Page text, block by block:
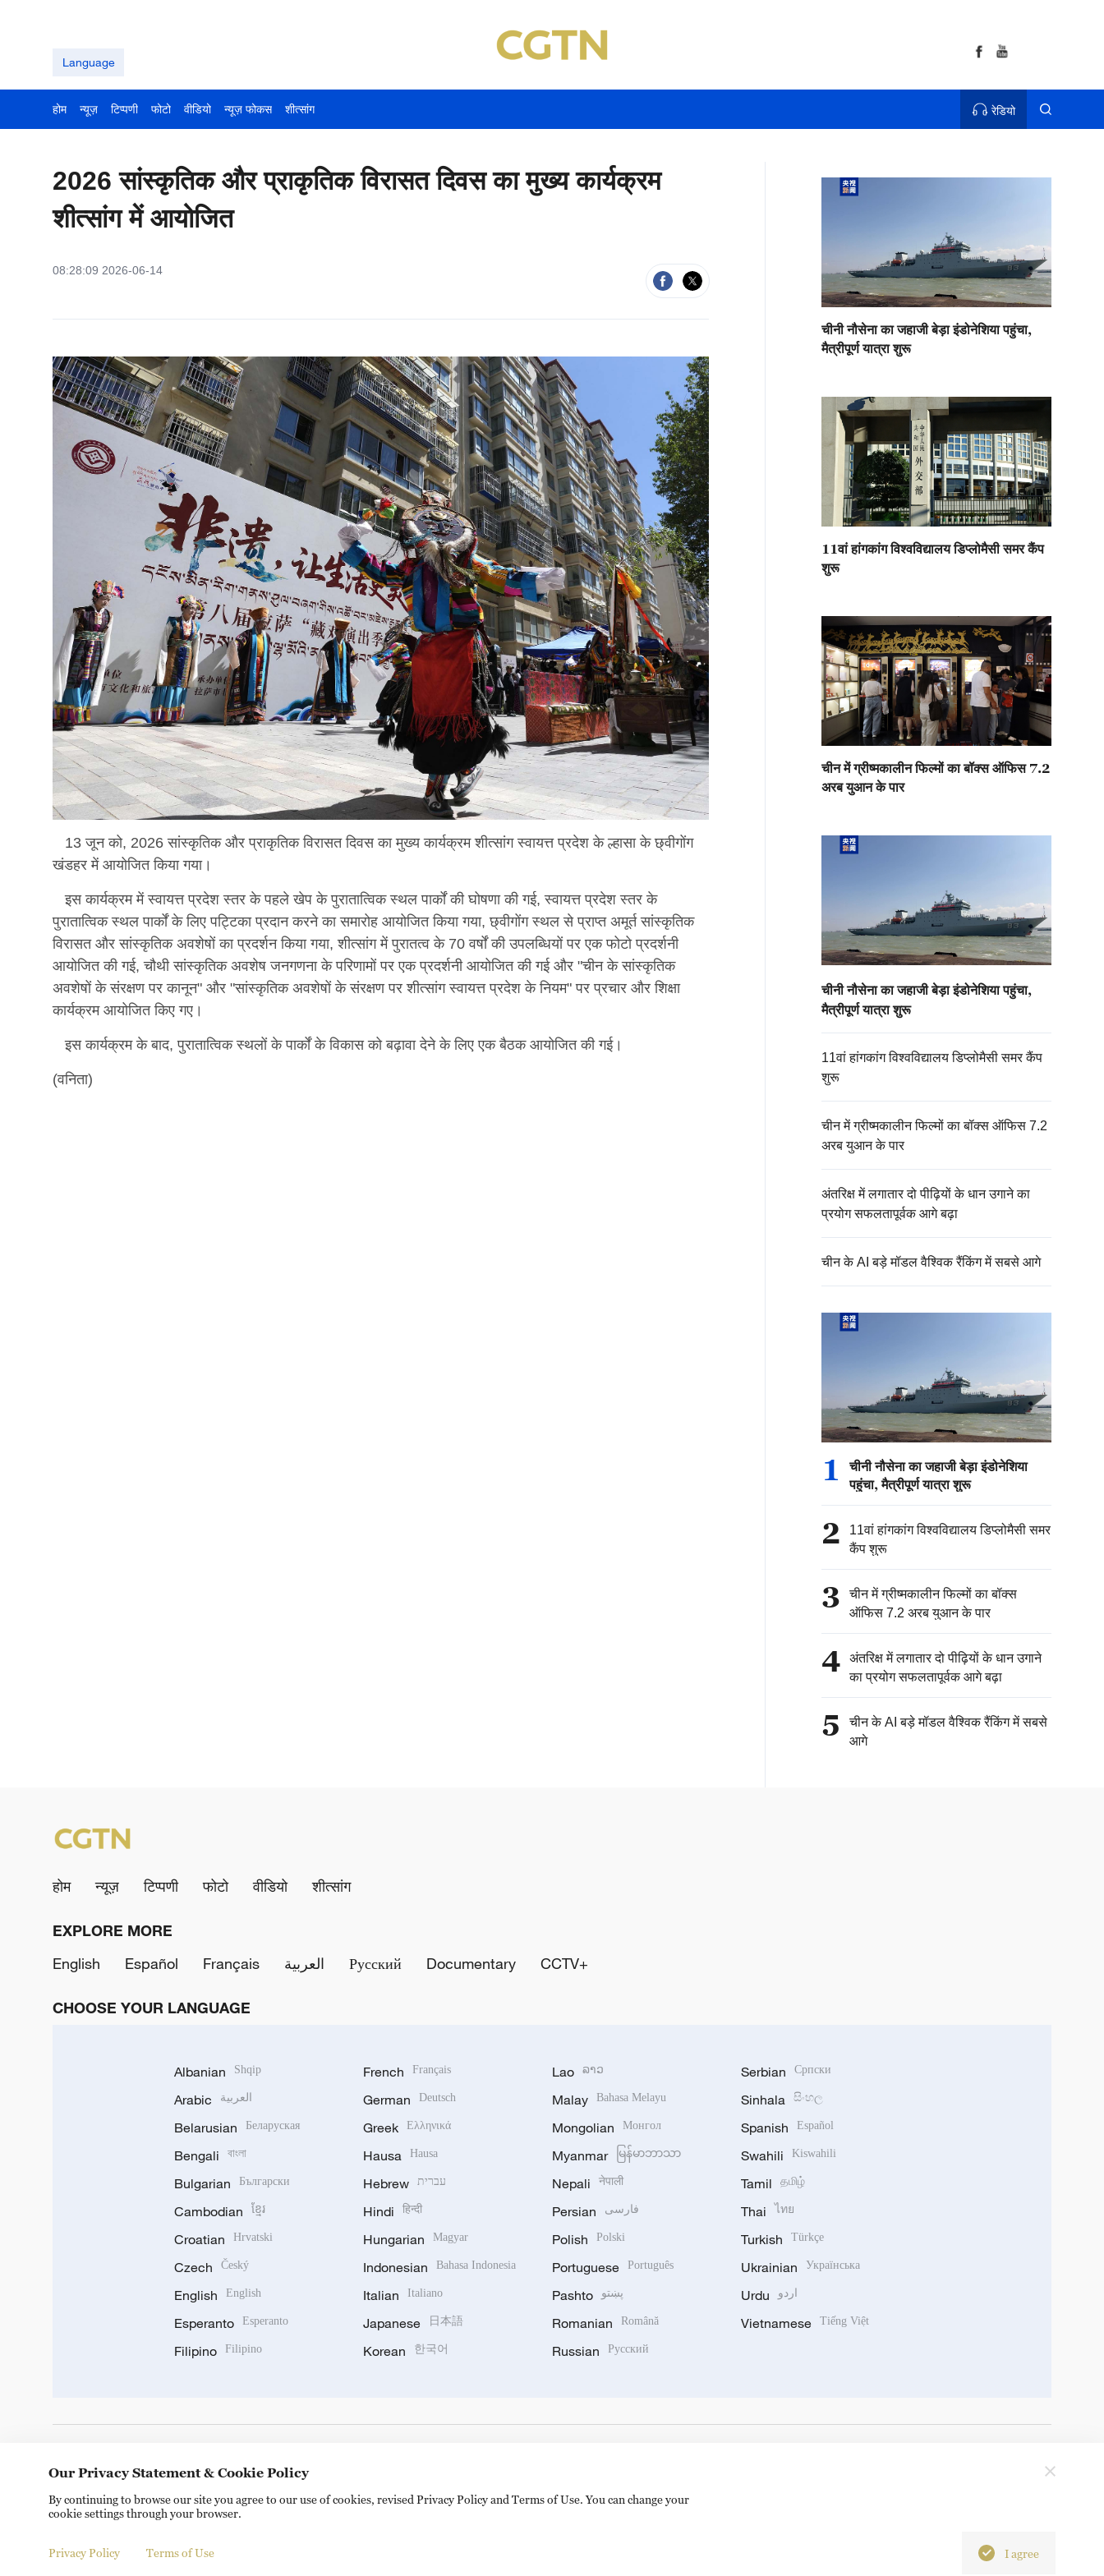
Language
होम न्यूज़ टिप्पणी फोटो वीडियो न्यूज़ फोकस शीत्सांग रेडियो
2026 सांस्कृतिक और प्राकृतिक विरासत दिवस का मुख्य कार्यक्रम
शीत्सांग में आयोजित
08:28:09 2026-06-14
13 जून को, 2026 सांस्कृतिक और प्राकृतिक विरासत दिवस का मुख्य कार्यक्रम शीत्सांग स्वायत्त प्रदेश के ल्हासा के छ्वीगोंग
खंडहर में आयोजित किया गया।
इस कार्यक्रम में स्वायत्त प्रदेश स्तर के पहले खेप के पुरातात्विक स्थल पार्कों की घोषणा की गई, स्वायत्त प्रदेश स्तर के
पुरातात्विक स्थल पार्कों के लिए पट्टिका प्रदान करने का समारोह आयोजित किया गया, छ्वीगोंग स्थल से प्राप्त अमूर्त सांस्कृतिक
विरासत और सांस्कृतिक अवशेषों का प्रदर्शन किया गया, शीत्सांग में पुरातत्व के 70 वर्षों की उपलब्धियों पर एक फोटो प्रदर्शनी
आयोजित की गई, चौथी सांस्कृतिक अवशेष जनगणना के परिणामों पर एक प्रदर्शनी आयोजित की गई और "चीन के सांस्कृतिक
अवशेषों के संरक्षण पर कानून" और "सांस्कृतिक अवशेषों के संरक्षण पर शीत्सांग स्वायत्त प्रदेश के नियम" पर प्रचार और शिक्षा
कार्यक्रम आयोजित किए गए।
इस कार्यक्रम के बाद, पुरातात्विक स्थलों के पार्कों के विकास को बढ़ावा देने के लिए एक बैठक आयोजित की गई।
(वनिता)
चीनी नौसेना का जहाजी बेड़ा इंडोनेशिया पहुंचा,
मैत्रीपूर्ण यात्रा शुरू
11वां हांगकांग विश्वविद्यालय डिप्लोमैसी समर कैंप
शुरू
चीन में ग्रीष्मकालीन फिल्मों का बॉक्स ऑफिस 7.2
अरब युआन के पार
चीनी नौसेना का जहाजी बेड़ा इंडोनेशिया पहुंचा,
मैत्रीपूर्ण यात्रा शुरू
11वां हांगकांग विश्वविद्यालय डिप्लोमैसी समर कैंप
शुरू
चीन में ग्रीष्मकालीन फिल्मों का बॉक्स ऑफिस 7.2
अरब युआन के पार
अंतरिक्ष में लगातार दो पीढ़ियों के धान उगाने का
प्रयोग सफलतापूर्वक आगे बढ़ा
चीन के AI बड़े मॉडल वैश्विक रैंकिंग में सबसे आगे
1
चीनी नौसेना का जहाजी बेड़ा इंडोनेशिया
पहुंचा, मैत्रीपूर्ण यात्रा शुरू
2
11वां हांगकांग विश्वविद्यालय डिप्लोमैसी समर
कैंप शुरू
3
चीन में ग्रीष्मकालीन फिल्मों का बॉक्स
ऑफिस 7.2 अरब युआन के पार
4
अंतरिक्ष में लगातार दो पीढ़ियों के धान उगाने
का प्रयोग सफलतापूर्वक आगे बढ़ा
5
चीन के AI बड़े मॉडल वैश्विक रैंकिंग में सबसे
आगे
होम न्यूज़ टिप्पणी फोटो वीडियो शीत्सांग
EXPLORE MORE
English
Español Français العربية Русский Documentary CCTV+
CHOOSE YOUR LANGUAGE
Albanian Shqip
Arabic العربية
Belarusian Беларуская
Bengali বাংলা
Bulgarian Български
Cambodian ខ្មែរ
Croatian Hrvatski
Czech Český
English English
Esperanto Esperanto
Filipino Filipino
French Français
German Deutsch
Greek Ελληνικά
Hausa Hausa
Hebrew עברית
Hindi हिन्दी
Hungarian Magyar
Indonesian Bahasa Indonesia
Italian Italiano
Japanese 日本語
Korean 한국어
Lao ລາວ
Malay Bahasa Melayu
Mongolian Монгол
Myanmar မြန်မာဘာသာ
Nepali नेपाली
Persian فارسی
Polish Polski
Portuguese Português
Pashto پښتو
Romanian Română
Russian Русский
Serbian Српски
Sinhala සිංහල
Spanish Español
Swahili Kiswahili
Tamil தமிழ்
Thai ไทย
Turkish Türkçe
Ukrainian Українська
Urdu اردو
Vietnamese Tiếng Việt
Copyright © 2024 CGTN. 京ICP备20000184号
Our Privacy Statement & Cookie Policy
By continuing to browse our site you agree to our use of cookies, revised Privacy Policy and Terms of Use. You can change your
cookie settings through your browser.
Privacy Policy Terms of Use I agree